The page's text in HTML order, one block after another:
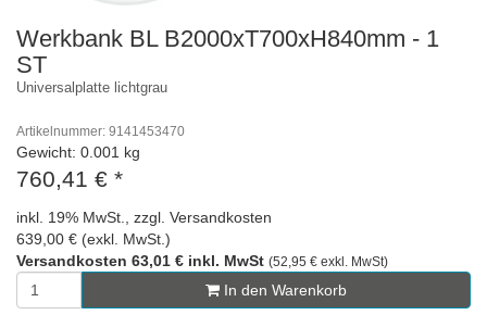
Werkbank BL B2000xT700xH840mm - 1
ST
Universalplatte lichtgrau
Artikelnummer: 9141453470
Gewicht: 0.001 kg
760,41 € *
inkl. 19% MwSt., zzgl. Versandkosten
639,00 € (exkl. MwSt.)
Versandkosten 63,01 € inkl. MwSt (52,95 € exkl. MwSt)
In den Warenkorb